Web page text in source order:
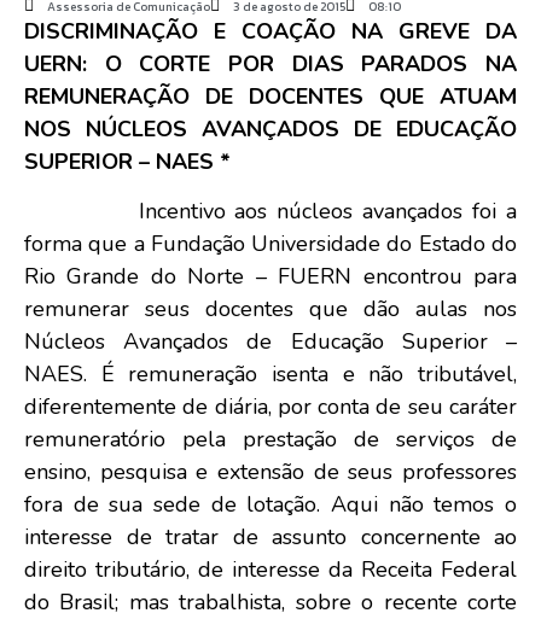
Assessoria de Comunicação 3 de agosto de 2015 08:10
DISCRIMINAÇÃO E COAÇÃO NA GREVE DA
UERN: O CORTE POR DIAS PARADOS NA
REMUNERAÇÃO DE DOCENTES QUE ATUAM
NOS NÚCLEOS AVANÇADOS DE EDUCAÇÃO
SUPERIOR – NAES *
Incentivo aos núcleos avançados foi a
forma que a Fundação Universidade do Estado do
Rio Grande do Norte – FUERN encontrou para
remunerar seus docentes que dão aulas nos
Núcleos Avançados de Educação Superior –
NAES. É remuneração isenta e não tributável,
diferentemente de diária, por conta de seu caráter
remuneratório pela prestação de serviços de
ensino, pesquisa e extensão de seus professores
fora de sua sede de lotação. Aqui não temos o
interesse de tratar de assunto concernente ao
direito tributário, de interesse da Receita Federal
do Brasil; mas trabalhista, sobre o recente corte